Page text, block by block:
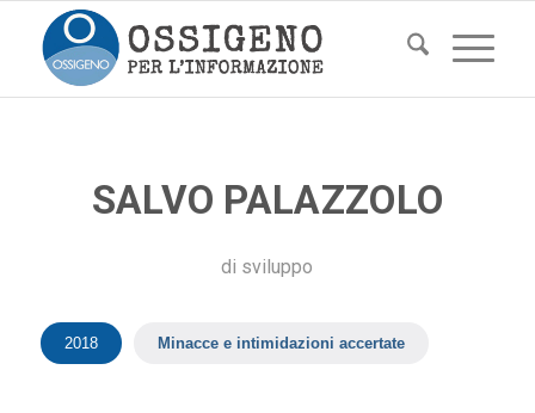
SALVO PALAZZOLO
di sviluppo
2018 Minacce e intimidazioni accertate